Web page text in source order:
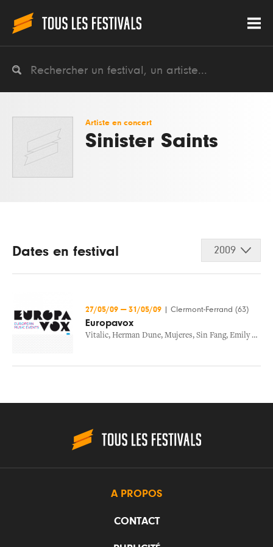
Artiste en concert
Sinister Saints
Dates en festival 2009
27/05/09 — 31/05/09 Clermont-Ferrand (63)
Europavox
Vitalic, Herman Dune, Mujeres, Sin Fang, Emily Loizeau
A PROPOS
CONTACT